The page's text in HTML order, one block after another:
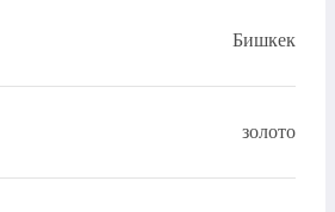
Бишкек
золото